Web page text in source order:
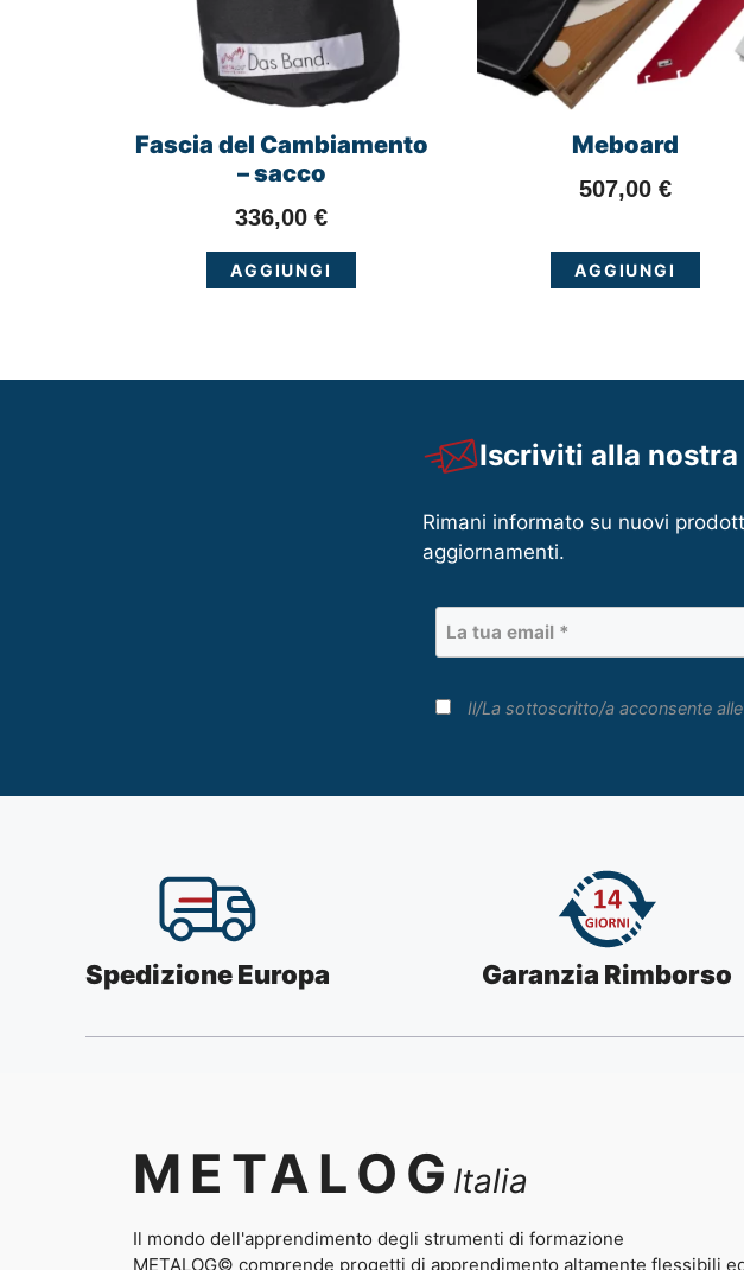
Fascia del Cambiamento
– sacco
336,00 €
AGGIUNGI
Meboard
507,00 €
AGGIUNGI
Iscriviti alla nostra
Rimani informato su nuovi
aggiornamenti.
Il/La sottoscritto/a acconsente
Spedizione Europa Garanzia Rimborso
METALOG Italia
Il mondo dell'apprendimento degli strumenti di formazione
METALOG© comprende progetti di apprendimento altamente flessibili